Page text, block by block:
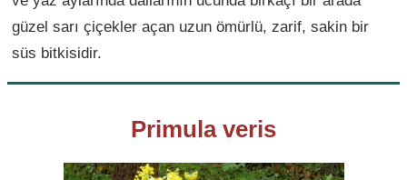
güzel sarı çiçekler açan uzun ömürlü, zarif, sakin bir
süs bitkisidir.
Primula veris